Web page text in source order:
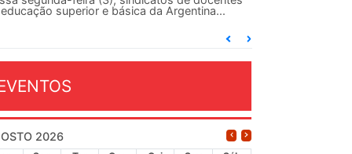
SN conclama suas seções sindicais e o
2026